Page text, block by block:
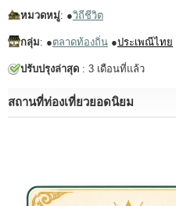
หมวดหมู่: ●วิถีชีวิต
กลุ่ม: ●ตลาดท้องถิ่น ●ประเพณีไทย
ปรับปรุงล่าสุด : 3 เดือนที่แล้ว
สถานที่ท่องเที่ยวยอดนิยม